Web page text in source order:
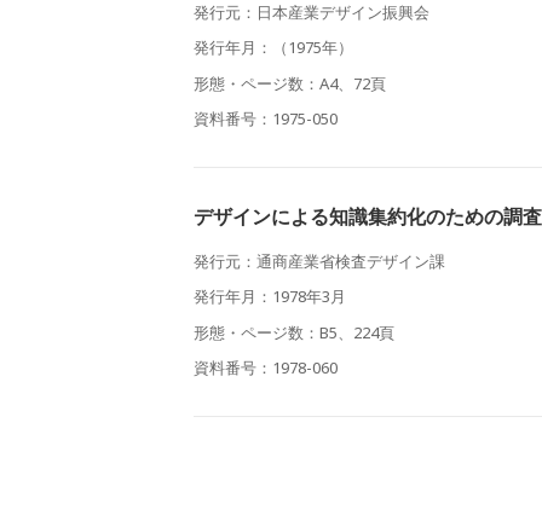
発行元：日本産業デザイン振興会
発行年月：（1975年）
形態・ページ数：A4、72頁
資料番号：1975-050
デザインによる知識集約化のための調
発行元：通商産業省検査デザイン課
発行年月：1978年3月
形態・ページ数：B5、224頁
資料番号：1978-060